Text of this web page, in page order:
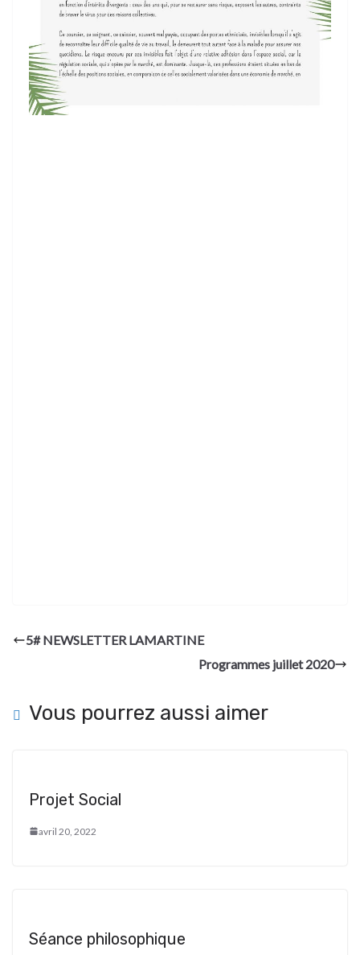
5# NEWSLETTER LAMARTINE
Programmes juillet 2020
Vous pourrez aussi aimer
Projet Social
avril 20, 2022
Séance philosophique